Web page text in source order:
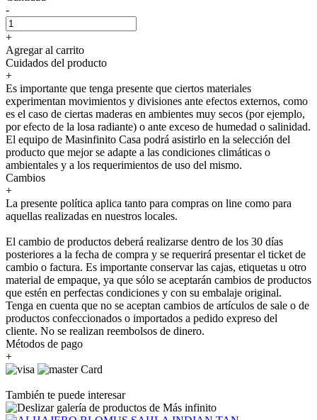
-
+
Agregar al carrito
Cuidados del producto
+
Es importante que tenga presente que ciertos materiales
experimentan movimientos y divisiones ante efectos externos, como
es el caso de ciertas maderas en ambientes muy secos (por ejemplo,
por efecto de la losa radiante) o ante exceso de humedad o salinidad.
El equipo de Masinfinito Casa podrá asistirlo en la selección del
producto que mejor se adapte a las condiciones climáticas o
ambientales y a los requerimientos de uso del mismo.
Cambios
+
La presente política aplica tanto para compras on line como para
aquellas realizadas en nuestros locales.
El cambio de productos deberá realizarse dentro de los 30 días
posteriores a la fecha de compra y se requerirá presentar el ticket de
cambio o factura. Es importante conservar las cajas, etiquetas u otro
material de empaque, ya que sólo se aceptarán cambios de productos
que estén en perfectas condiciones y con su embalaje original.
Tenga en cuenta que no se aceptan cambios de artículos de sale o de
productos confeccionados o importados a pedido expreso del
cliente. No se realizan reembolsos de dinero.
Métodos de pago
+
También te puede interesar